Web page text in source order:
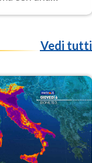
tra il 7
Vedi tutti